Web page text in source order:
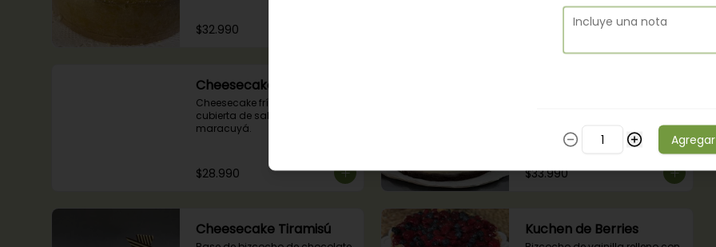
$32.990
Cheesecake Maracuyá
Cheesecake frío de maracuyá y
cubierta de salsa de
maracuyá.
$28.990
galleta oreo, chocolate y
mousse de oreo.
$33.990
Cheesecake Tiramisú Kuchen de Berries
Agregar